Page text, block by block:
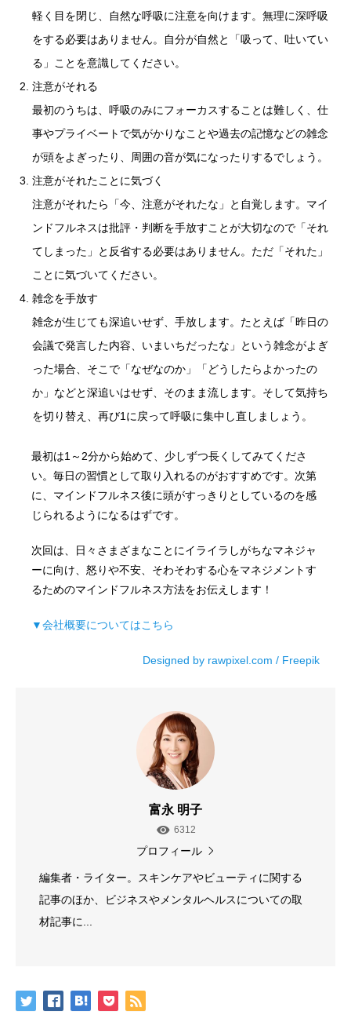
軽く目を閉じ、自然な呼吸に注意を向けます。無理に深呼吸
をする必要はありません。自分が自然と「吸って、吐いてい
る」ことを意識してください。
注意がそれる
最初のうちは、呼吸のみにフォーカスすることは難しく、仕
事やプライベートで気がかりなことや過去の記憶などの雑念
が頭をよぎったり、周囲の音が気になったりするでしょう。
注意がそれたことに気づく
注意がそれたら「今、注意がそれたな」と自覚します。マイ
ンドフルネスは批評・判断を手放すことが大切なので「それ
てしまった」と反省する必要はありません。ただ「それた」
ことに気づいてください。
雑念を手放す
雑念が生じても深追いせず、手放します。たとえば「昨日の
会議で発言した内容、いまいちだったな」という雑念がよぎ
った場合、そこで「なぜなのか」「どうしたらよかったの
か」などと深追いはせず、そのまま流します。そして気持ち
を切り替え、再び1に戻って呼吸に集中し直しましょう。
最初は1～2分から始めて、少しずつ長くしてみてくださ
い。毎日の習慣として取り入れるのがおすすめです。次第
に、マインドフルネス後に頭がすっきりとしているのを感
じられるようになるはずです。
次回は、日々さまざまなことにイライラしがちなマネジャ
ーに向け、怒りや不安、そわそわする心をマネジメントす
るためのマインドフルネス方法をお伝えします！
▼会社概要についてはこちら
Designed by rawpixel.com / Freepik
富永 明子
6312
プロフィール
編集者・ライター。スキンケアやビューティに関する
記事のほか、ビジネスやメンタルヘルスについての取
材記事に...